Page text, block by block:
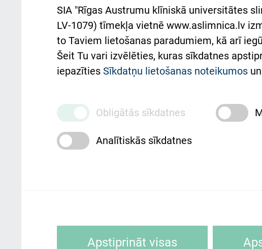
Pacienta
atsauksmju/sūdzību
iesniegšanas kārtība
Kā pie mums nokļūt
ceļvedis
Rekvizīti un ārstniecības
Austrumu
atbalsts
Підтримка
та
SIA "Rīgas Austrumu klīniskā universitātes
LV-1079) tīmekļa vietnē www.aslimnica.lv
to Taviem lietošanas paradumiem, kā arī
Šeit Tu vari izvēlēties, kuras sīkdatnes
iepazīties Sīkdatņu lietošanas noteikumos un
Obligātās sīkdatnes
Analītiskās sīkdatnes
Sīkdatnes ir mazas teksta datnes, kuras
Apstiprināt visas